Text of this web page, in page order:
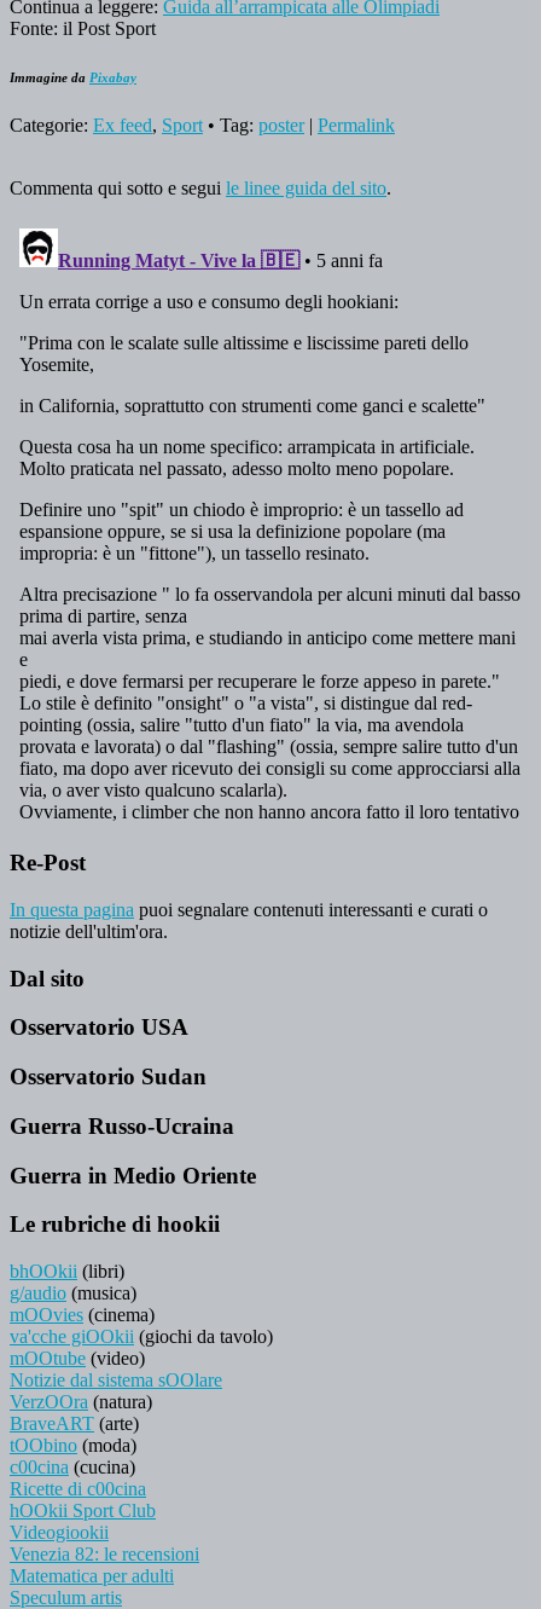
Continua a leggere: Guida all’arrampicata alle Olimpiadi
Fonte: il Post Sport
Immagine da Pixabay
Categorie: Ex feed, Sport • Tag: poster| Permalink
Commenta qui sotto e segui le linee guida del sito.
Re-Post
In questa pagina puoi segnalare contenuti interessanti e curati o
notizie dell'ultim'ora.
Dal sito
Osservatorio USA
Osservatorio Sudan
Guerra Russo-Ucraina
Guerra in Medio Oriente
Le rubriche di hookii
bhOOkii (libri)
g/audio (musica)
mOOvies (cinema)
va'cche giOOkii (giochi da tavolo)
mOOtube (video)
Notizie dal sistema sOOlare
VerzOOra (natura)
BraveART (arte)
tOObino (moda)
c00cina (cucina)
Ricette di c00cina
hOOkii Sport Club
Videogiookii
Venezia 82: le recensioni
Matematica per adulti
Speculum artis